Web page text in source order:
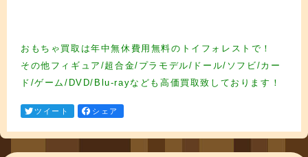
おもちゃ買取は年中無休費用無料のトイフォレストで！
その他フィギュア/超合金/プラモデル/ドール/ソフビ/カー
ド/ゲーム/DVD/Blu-rayなども高価買取致しております！
ツイート シェア